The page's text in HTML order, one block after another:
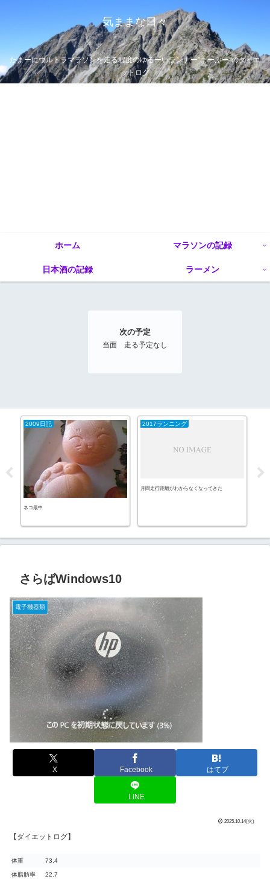
気ままな日々
たまーにウルトラマラソンを走る程度のゆるーいランナー”まーぶー”のダイエ
ットログ
ホーム マラソンの記録
日本酒の記録 ラーメン
次の予定
当面 走る予定なし
2009日記
ネコ最中
2017ランニング
月間走行距離がわからなくなってきた
さらばWindows10
電子機器類
X Facebook はてブ
LINE
2025.10.14(火)
【ダイエットログ】
体重 73.4
体脂肪率 22.7